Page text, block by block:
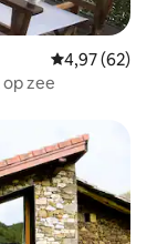
Gemiddelde
4,97 (62)
zee